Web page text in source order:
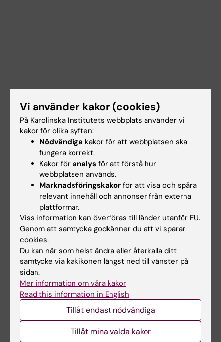
Dokument
Länkar
Lokalbokning för medarbetare
Hade du nytta av informationen på denna sida?
Yes
No
Innehållsgranskare:
Vi använder kakor (cookies)
På Karolinska Institutets webbplats använder vi
kakor för olika syften:
Nödvändiga kakor för att webbplatsen ska
fungera korrekt.
Kakor för analys för att förstå hur
webbplatsen används.
Marknadsföringskakor för att visa och spåra
relevant innehåll och annonser från externa
plattformar.
Viss information kan överföras till länder utanför EU.
Genom att samtycka godkänner du att vi sparar
cookies.
Du kan när som helst ändra eller återkalla ditt
samtycke via kakikonen längst ned till vänster på
sidan.
Mer information om våra kakor
Read this information in English
Tillåt endast nödvändiga
Tillåt mina valda kakor